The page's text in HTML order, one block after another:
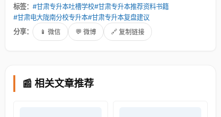
标签： #甘肃专升本吐槽学校#甘肃专升本推荐资料书籍
#甘肃电大陇南分校专升本#甘肃专升本复盘建议
分享：
📱 微信 💬 微博 🔗 复制链接
📰 相关文章推荐